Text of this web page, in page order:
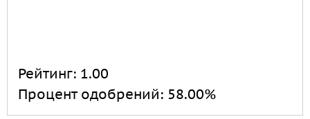
Рейтинг: 1.00
Процент одобрений: 58.00%